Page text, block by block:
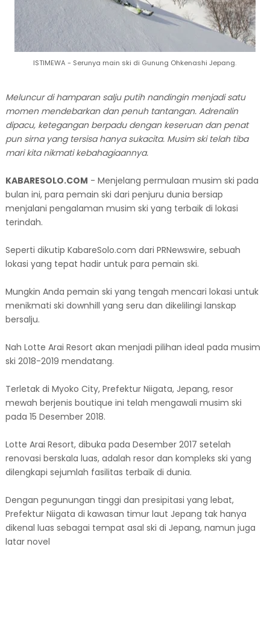
ISTIMEWA - Serunya main ski di Gunung Ohkenashi Jepang.
Meluncur di hamparan salju putih nandingin menjadi satu
momen mendebarkan dan penuh tantangan. Adrenalin
dipacu, ketegangan berpadu dengan keseruan dan penat
pun sirna yang tersisa hanya sukacita. Musim ski telah tiba
mari kita nikmati kebahagiaannya.
KABARESOLO.COM - Menjelang permulaan musim ski pada
bulan ini, para pemain ski dari penjuru dunia bersiap
menjalani pengalaman musim ski yang terbaik di lokasi
terindah.
Seperti dikutip KabareSolo.com dari PRNewswire, sebuah
lokasi yang tepat hadir untuk para pemain ski.
Mungkin Anda pemain ski yang tengah mencari lokasi untuk
menikmati ski downhill yang seru dan dikelilingi lanskap
bersalju.
Nah Lotte Arai Resort akan menjadi pilihan ideal pada musim
ski 2018-2019 mendatang.
Terletak di Myoko City, Prefektur Niigata, Jepang, resor
mewah berjenis boutique ini telah mengawali musim ski
pada 15 Desember 2018.
Lotte Arai Resort, dibuka pada Desember 2017 setelah
renovasi berskala luas, adalah resor dan kompleks ski yang
dilengkapi sejumlah fasilitas terbaik di dunia.
Dengan pegunungan tinggi dan presipitasi yang lebat,
Prefektur Niigata di kawasan timur laut Jepang tak hanya
dikenal luas sebagai tempat asal ski di Jepang, namun juga
latar novel